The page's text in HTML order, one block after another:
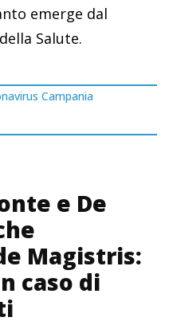
emerge dal
Salute.
Campania
e De
Magistris:
caso di